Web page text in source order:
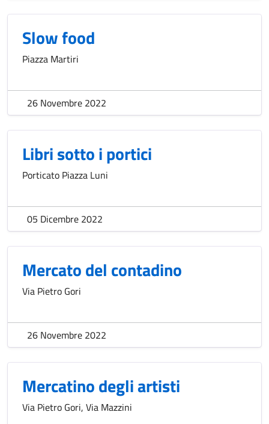
Slow food
Piazza Martiri
26 Novembre 2022
Libri sotto i portici
Porticato Piazza Luni
05 Dicembre 2022
Mercato del contadino
Via Pietro Gori
26 Novembre 2022
Mercatino degli artisti
Via Pietro Gori, Via Mazzini